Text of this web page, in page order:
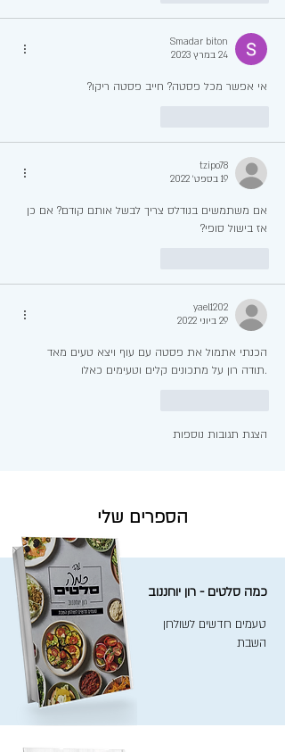
Smadar biton
24 במרץ 2023
אי אפשר מכל פסטה? חייב פסטה ריקו?
tzipo78
19 בספט׳ 2022
אם משתמשים בנודלס צריך לבשל אותם קודם? אם כן
אז בישול סופי?
yael1202
29 ביוני 2022
הכנתי אתמול את פסטה עם עוף ויצא טעים מאד
.תודה רון על מתכונים קלים וטעימים כאלו
הצגת תגובות נוספות
הספרים שלי
כמה סלטים - רון יוחננוב
טעמים חדשים לשולחן
השבת